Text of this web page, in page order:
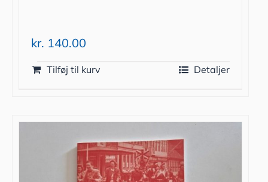
kr. 140.00
Tilføj til kurv Detaljer